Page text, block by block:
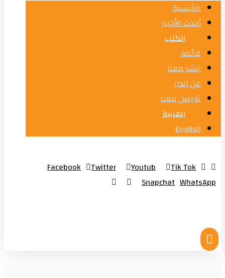
الرئيسية
أحدث الأخبار
الكتب
قائمة
انشر معنا
عن الدار
تواصل معنا
العربية
English
Facebook Twitter Youtub
Tik Tok
Snapchat WhatsApp